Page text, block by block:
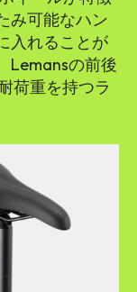
み可能なハン
入れることが
Lemansの前後
荷重を持つラ